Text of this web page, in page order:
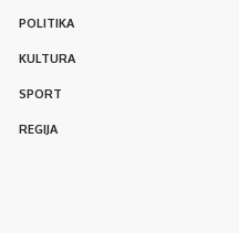
POLITIKA
KULTURA
SPORT
REGIJA